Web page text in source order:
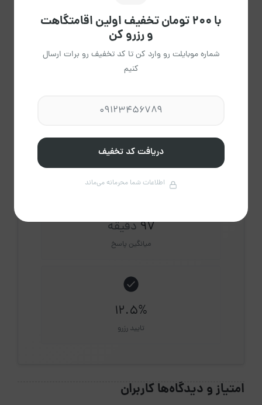
میهن نجفی
عضویت از اسفند 1403
مشاهده حساب کاربری میزبان
درباره میزبان
4
97دقیقه
میانگین پاسخ
12.5%
تایید رزرو
امتیاز و دیدگاه‌ها کاربران
با ۲۰۰ تومان تخفیف اولین اقامتگاهت
و رزرو کن
شماره موبایلت رو وارد کن تا کد تخفیف رو برات ارسال
کنیم
دریافت کد تخفیف
اطلاعات شما محرمانه می‌ماند